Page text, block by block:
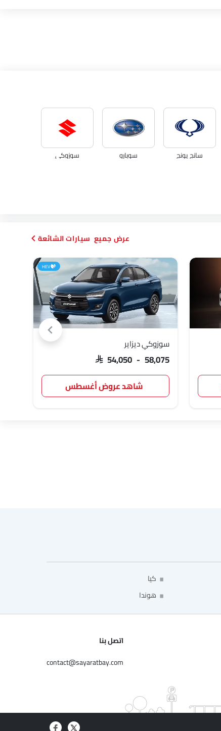
سانج يونج سوبارو سوزوكي
HEV
سوزوكي ديزاير
SAR 54,050 - 58,075
شاهد عروض أغسطس
سيارات الشائعة
كيا
هوندا
اتصل بنا
contact@sayaratbay.com